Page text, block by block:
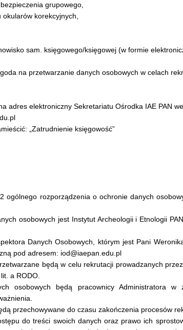
grupowego,
korekcyjnych,
sam. księgowego/księgowej (w formie
na przetwarzanie danych osobowych w celach
adres elektroniczny Sekretariatu Ośrodka IAE PAN
„Zatrudnienie księgowość”
ogólnego rozporządzenia o ochronie danych
osobowych jest Instytut Archeologii i Etnologii
Danych Osobowych, którym jest Pani
pod adresem: iod@iaepan.edu.pl
będą w celu rekrutacji prowadzanych
a RODO.
osobowych będą pracownicy Administratora w
przechowywane do czasu zakończenia procesów
do treści swoich danych oraz prawo ich